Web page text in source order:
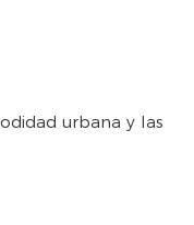
urbana y las